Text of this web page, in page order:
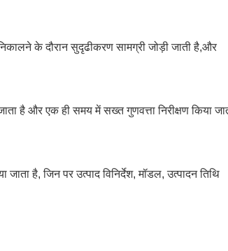
के दौरान सुदृढीकरण सामग्री जोड़ी जाती है,और
है और एक ही समय में सख्त गुणवत्ता निरीक्षण किया
है, जिन पर उत्पाद विनिर्देश, मॉडल, उत्पादन तिथि